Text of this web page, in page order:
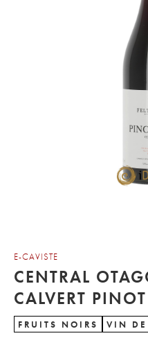
E-CAVISTE
CENTRAL
CALVERT
FRUITS NOIRS VIN DE